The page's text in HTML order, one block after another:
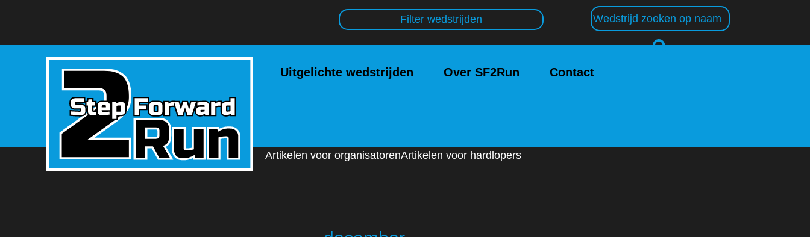
Filter wedstrijden
Uitgelichte wedstrijden Over SF2Run Contact
Artikelen voor organisatorenArtikelen voor hardlopers